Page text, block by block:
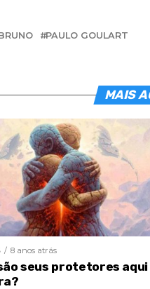
PAULO GOULART
MAIS
8 anos atrás
seus protetores aqui